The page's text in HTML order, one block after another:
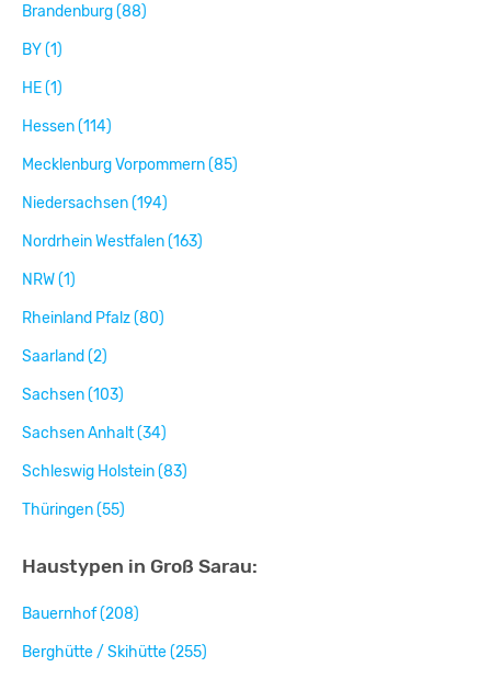
Brandenburg (88)
BY (1)
HE (1)
Hessen (114)
Mecklenburg Vorpommern (85)
Niedersachsen (194)
Nordrhein Westfalen (163)
NRW (1)
Rheinland Pfalz (80)
Saarland (2)
Sachsen (103)
Sachsen Anhalt (34)
Schleswig Holstein (83)
Thüringen (55)
Haustypen in Groß Sarau:
Bauernhof (208)
Berghütte / Skihütte (255)